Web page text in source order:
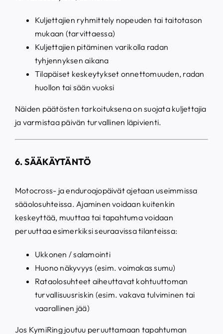
Kuljettajien ryhmittely nopeuden tai taitotason
mukaan (tarvittaessa)
Kuljettajien pitäminen varikolla radan
tyhjennyksen aikana
Tilapäiset keskeytykset onnettomuuden, radan
huollon tai sään vuoksi
Näiden päätösten tarkoituksena on suojata kuljettajia
ja varmistaa päivän turvallinen läpivienti.
6. SÄÄKÄYTÄNTÖ
Motocross- ja enduroajopäivät ajetaan useimmissa
sääolosuhteissa. Ajaminen voidaan kuitenkin
keskeyttää, muuttaa tai tapahtuma voidaan
peruuttaa esimerkiksi seuraavissa tilanteissa:
Ukkonen / salamointi
Huono näkyvyys (esim. voimakas sumu)
Rataolosuhteet aiheuttavat kohtuuttoman
turvallisuusriskin (esim. vakava tulviminen tai
vaarallinen jää)
Jos KymiRing joutuu peruuttamaan tapahtuman